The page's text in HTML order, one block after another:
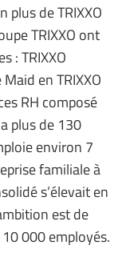
plus de TRIXXO
TRIXXO ont
: TRIXXO
en TRIXXO
RH composé
plus de 130
environ 7
familiale à
s’élevait en
est de
000 employés.